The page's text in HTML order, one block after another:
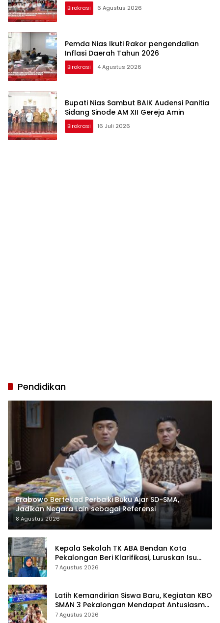
Birokrasi 6 Agustus 2026
Pemda Nias Ikuti Rakor pengendalian
Inflasi Daerah Tahun 2026
Birokrasi 4 Agustus 2026
Bupati Nias Sambut BAIK Audensi Panitia
Sidang Sinode AM XII Gereja Amin
Birokrasi 16 Juli 2026
Pendidikan
Prabowo Bertekad Perbaiki Buku Ajar SD-SMA,
Jadikan Negara Lain sebagai Referensi
8 Agustus 2026
Kepala Sekolah TK ABA Bendan Kota
Pekalongan Beri Klarifikasi, Luruskan Isu
Proyek Revitalisasi
7 Agustus 2026
Latih Kemandirian Siswa Baru, Kegiatan KBO
SMAN 3 Pekalongan Mendapat Antusiasme
dan Respon Positif Orang Tua Murid
7 Agustus 2026